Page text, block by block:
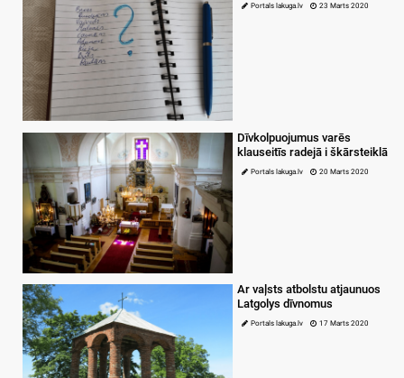
Portals lakuga.lv 23 Marts 2020
Dīvkolpuojumus varēs
klauseitīs radejā i škārsteiklā
Portals lakuga.lv 20 Marts 2020
Ar vaļsts atbolstu atjaunuos
Latgolys dīvnomus
Portals lakuga.lv 17 Marts 2020